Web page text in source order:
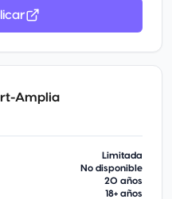
Amplia
Limitada
No disponible
20 años
18+ años